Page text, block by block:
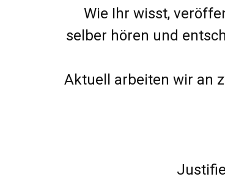
Wie Ihr wisst,
selber hören und
Aktuell arbeiten wir an